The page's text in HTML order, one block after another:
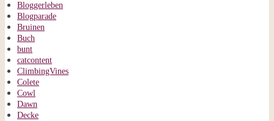
Bloggerleben
Blogparade
Bruinen
Buch
bunt
catcontent
ClimbingVines
Colete
Cowl
Dawn
Decke